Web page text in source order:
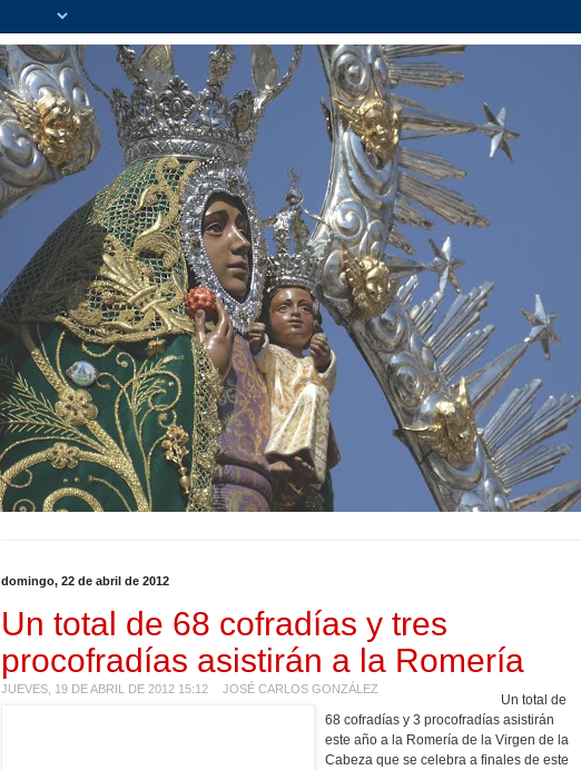
domingo, 22 de abril de 2012
Un total de 68 cofradías y tres
procofradías asistirán a la Romería
JUEVES, 19 DE ABRIL DE 2012 15:12 JOSÉ CARLOS GONZÁLEZ
Un total de
68 cofradías y 3 procofradías asistirán
este año a la Romería de la Virgen de la
Cabeza que se celebra a finales de este